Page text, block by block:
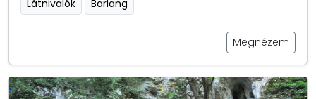
Látnivalók Barlang
Megnézem